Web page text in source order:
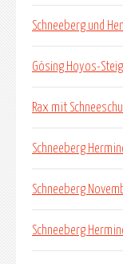
Schneeberg und
Gösing Hoyos-Steig
Rax mit
Schneeberg
Schneeberg
Schneeberg